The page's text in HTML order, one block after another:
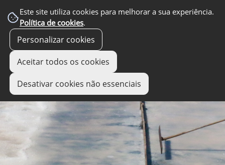
Este site utiliza cookies para melhorar a sua experiência.
Política de cookies.
Personalizar cookies
Aceitar todos os cookies
Desativar cookies não essenciais
links úteis